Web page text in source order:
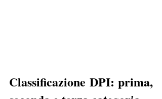
Classificazione DPI: prima,